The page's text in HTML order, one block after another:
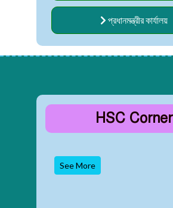
প্রধানমন্ত্রীর কার্যালয়
HSC Corner
See More